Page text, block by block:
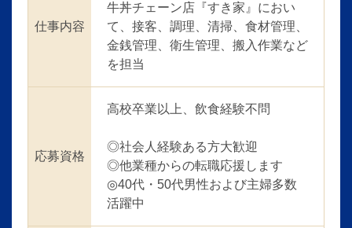
仕事内容
牛丼チェーン店『すき家』におい
て、接客、調理、清掃、食材管理、
金銭管理、衛生管理、搬入作業など
を担当
応募資格
高校卒業以上、飲食経験不問
◎社会人経験ある方大歓迎
◎他業種からの転職応援します
◎40代・50代男性および主婦多数
活躍中